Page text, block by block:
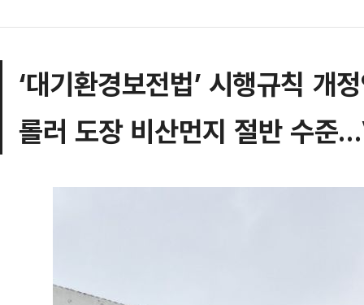
‘대기환경보전법’ 시행규칙 개
롤러 도장 비산먼지 절반 수준